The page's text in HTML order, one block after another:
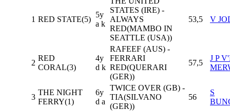
1 RED STATE(5)
5y
a k
STATES (IRE) -
ALWAYS
RED(MAMBO IN
SEATTLE (USA))
53,5 V
2
RED
CORAL(3)
4y
d k
RAFEEF (AUS) -
FERRARI
RED(QUERARI
(GER))
57,5
J P
3
THE NIGHT
FERRY(1)
6y
d a
TWICE OVER (GB) -
TIA(SILVANO
(GER))
56
S